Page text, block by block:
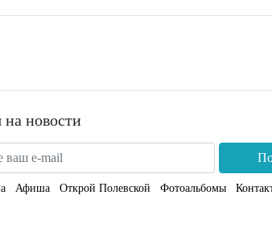
на новости
Афиша Открой Полевской Фотоальбомы